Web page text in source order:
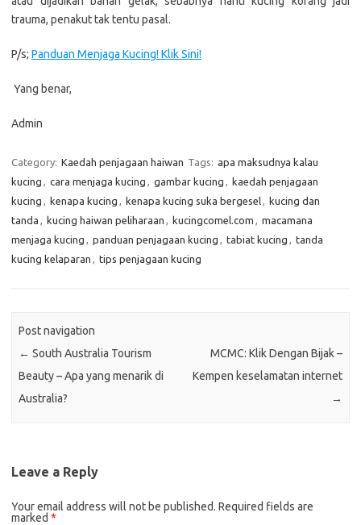
trauma, penakut tak tentu pasal.
P/s; Panduan Menjaga Kucing! Klik Sini!
Yang benar,
Admin
Category: Kaedah penjagaan haiwan Tags: apa maksudnya kalau
kucing , cara menjaga kucing , gambar kucing , kaedah penjagaan
kucing , kenapa kucing , kenapa kucing suka bergesel, kucing dan
tanda , kucing haiwan peliharaan , kucingcomel.com , macamana
menjaga kucing , panduan penjagaan kucing , tabiat kucing , tanda
kucing kelaparan , tips penjagaan kucing
Post navigation
← South Australia Tourism
Beauty – Apa yang menarik di
Australia?
MCMC: Klik Dengan Bijak –
Kempen keselamatan internet
→
Leave a Reply
Your email address will not be published. Required fields are
marked *